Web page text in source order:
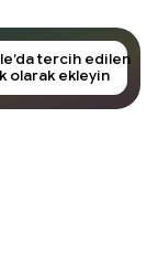
tercih edilen
olarak ekleyin